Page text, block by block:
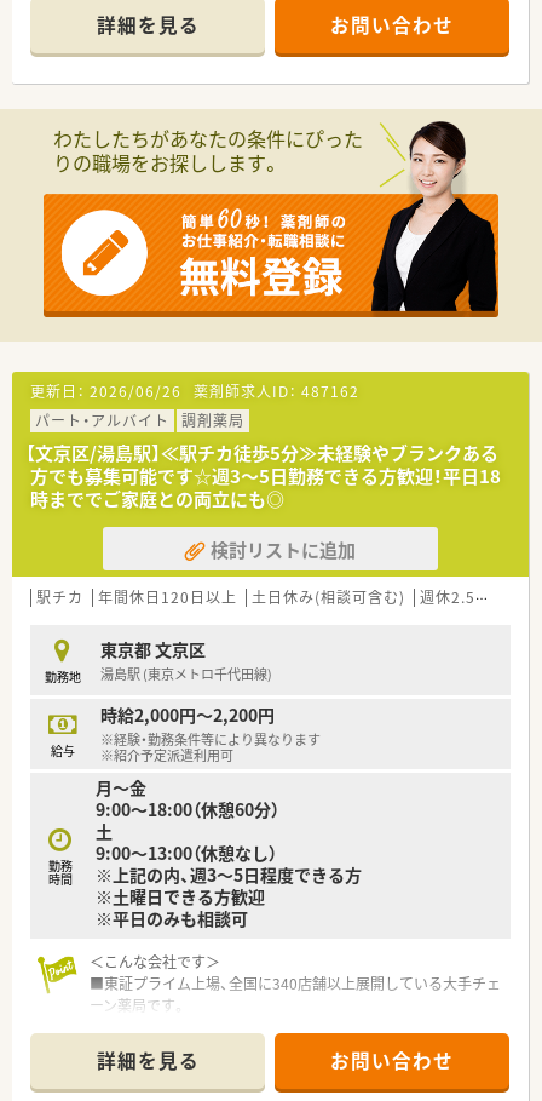
■入社3年後の定着率は90％以上！平均勤続勤務年数14年と定着
率がとても高く、従業員の満足度も高い薬局です。
■ノルマ等は一切ございません。患者様第一で考る会社方針で
す。
※社会保険料との差額は手当として支給しており、社会保険で得
られる、傷病手当金・出産手当金等は会社負担で取得が可能で
す。実質、社会保険加入と同等の待遇が受けられる環境です。
≪お休みの取りやすい環境です≫
■有休消化率100％ 休みたい時に休める環境を現場の薬剤師
が協力しあっております。
■育休からの復職率は100％！ 社長自らも仕事と子育てを両立
しているからこそ現場への理解が高いです。
■近隣店舗の協力体制が充実しております。店舗間が近い為、い
ざという時の協力体制が整っております。
剤師との距離が近く風通しの良い環境です。
≪こんな薬局です≫
■茗荷谷駅から徒歩1分！駅を出てすぐの好立地♪
■メリハリをもって働く風土がございます。薬歴を書く専用スペ
ースがあるなど調剤室内も工夫されております。
■処方箋枚数は200～300枚/日ですが、常時5～7人体制で1人あ
たりの負担は少ない環境です♪
■内科, 耳鼻科, 小児科, 精神科を多く応需しています
詳細を見る お問い合わせ
わたしたちがあなたの条件にぴった
りの職場をお探しします。
更新日： 2026/06/26 薬剤師求人ID： 487162
パート・アルバイト
調剤薬局
【文京区/湯島駅】≪駅チカ徒歩5分≫未経験やブランクある
方でも募集可能です☆週3～5日勤務できる方歓迎！平日18
時まででご家庭との両立にも◎
検討リストに追加
駅チカ 年間休日120日以上 土日休み(相談可含む) 週休2.5日以上
勤務地
東京都 文京区
湯島駅 (東京メトロ千代田線)
給与
時給2,000円～2,200円
※経験・勤務条件等により異なります
※紹介予定派遣利用可
勤務
時間
月～金
9:00～18:00（休憩60分）
土
9:00～13:00（休憩なし）
※上記の内、週3～5日程度できる方
※土曜日できる方歓迎
※平日のみも相談可
＜こんな会社です＞
■東証プライム上場、全国に340店舗以上展開している大手チェ
ーン薬局です。
様々な形態の薬局を全国に展開しております。
■福利厚生も充実しているので、安心して働けます。
■ほぼ全店で「座り投薬」のためでしっかりと患者様に向き合っ
詳細を見る お問い合わせ